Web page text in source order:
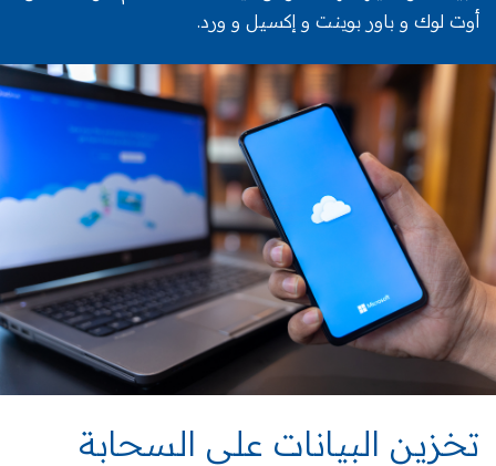
أوت لوك و باور بوينت و إكسيل و ورد.
تخزين البيانات على السحابة